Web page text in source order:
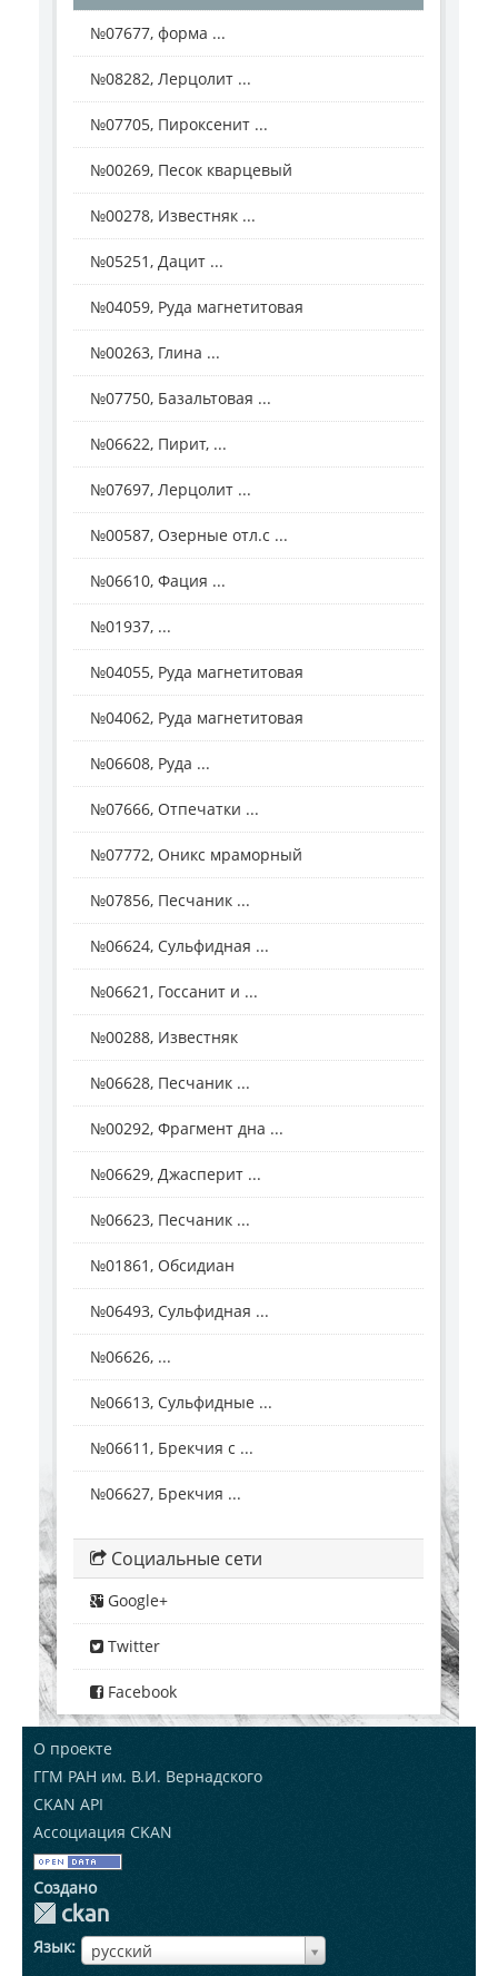
№07677, форма ...
№08282, Лерцолит ...
№07705, Пироксенит ...
№00269, Песок кварцевый
№00278, Известняк ...
№05251, Дацит ...
№04059, Руда магнетитовая
№00263, Глина ...
№07750, Базальтовая ...
№06622, Пирит, ...
№07697, Лерцолит ...
№00587, Озерные отл.с ...
№06610, Фация ...
№01937, ...
№04055, Руда магнетитовая
№04062, Руда магнетитовая
№06608, Руда ...
№07666, Отпечатки ...
№07772, Оникс мраморный
№07856, Песчаник ...
№06624, Сульфидная ...
№06621, Госсанит и ...
№00288, Известняк
№06628, Песчаник ...
№00292, Фрагмент дна ...
№06629, Джасперит ...
№06623, Песчаник ...
№01861, Обсидиан
№06493, Сульфидная ...
№06626, ...
№06613, Сульфидные ...
№06611, Брекчия с ...
№06627, Брекчия ...
Социальные сети
Google+
Twitter
Facebook
О проекте
ГГМ РАН им. В.И. Вернадского
CKAN API
Ассоциация CKAN
Создано
Язык русский
ЯзыкЯзык